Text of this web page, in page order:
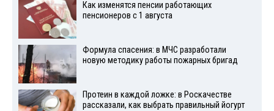
Как изменятся пенсии работающих
пенсионеров с 1 августа
Формула спасения: в МЧС разработали
новую методику работы пожарных бригад
Протеин в каждой ложке: в Роскачестве
рассказали, как выбрать правильный йогурт